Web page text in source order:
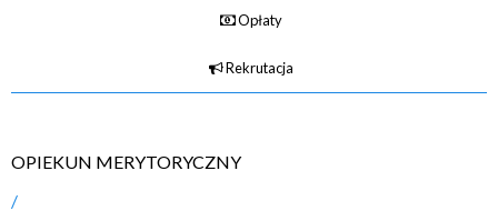
Opłaty
Rekrutacja
OPIEKUN MERYTORYCZNY